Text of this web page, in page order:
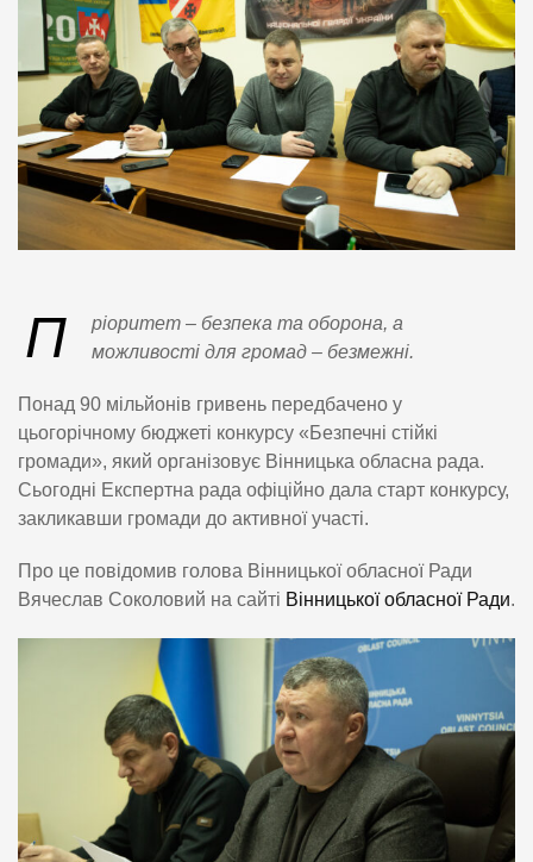
П
ріоритет – безпека та оборона, а
можливості для громад – безмежні.
Понад 90 мільйонів гривень передбачено у
цьогорічному бюджеті конкурсу «Безпечні стійкі
громади», який організовує Вінницька обласна рада.
Сьогодні Експертна рада офіційно дала старт конкурсу,
закликавши громади до активної участі.
Про це повідомив голова Вінницької обласної Ради
Вячеслав Соколовий на сайті Вінницької обласної Ради.